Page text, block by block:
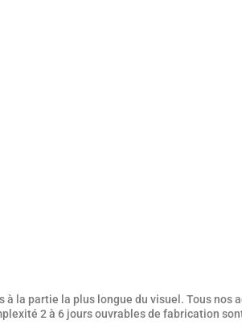
la partie la plus longue du visuel. Tous
2 à 6 jours ouvrables de fabrication